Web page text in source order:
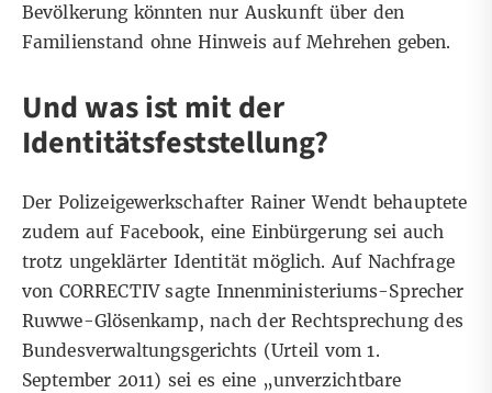
Bevölkerung könnten nur Auskunft über den
Familienstand ohne Hinweis auf Mehrehen geben.
Und was ist mit der
Identitätsfeststellung?
Der Polizeigewerkschafter Rainer Wendt behauptete
zudem auf Facebook, eine Einbürgerung sei auch
trotz ungeklärter Identität möglich. Auf Nachfrage
von CORRECTIV sagte Innenministeriums-Sprecher
Ruwwe-Glösenkamp, nach der Rechtsprechung des
Bundesverwaltungsgerichts (Urteil vom 1.
September 2011) sei es eine „unverzichtbare